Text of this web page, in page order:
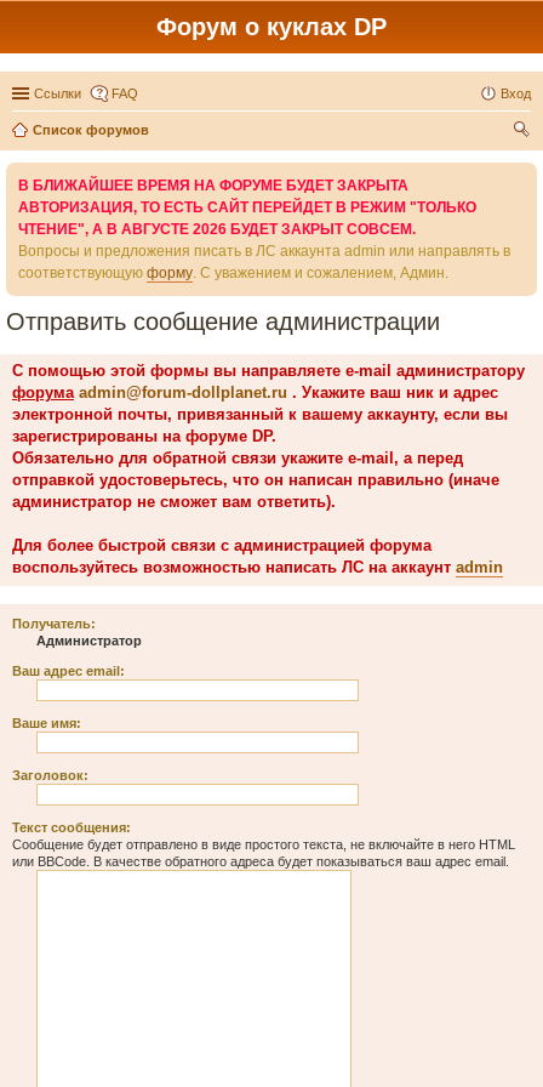
Форум о куклах DP
Ссылки FAQ Вход
Список форумов
В БЛИЖАЙШЕЕ ВРЕМЯ НА ФОРУМЕ БУДЕТ ЗАКРЫТА
АВТОРИЗАЦИЯ, ТО ЕСТЬ САЙТ ПЕРЕЙДЕТ В РЕЖИМ "ТОЛЬКО
ЧТЕНИЕ", А В АВГУСТЕ 2026 БУДЕТ ЗАКРЫТ СОВСЕМ.
Вопросы и предложения писать в ЛС аккаунта admin или направлять в
соответствующую форму. С уважением и сожалением, Админ.
Отправить сообщение администрации
С помощью этой формы вы направляете e-mail администратору
форума admin@forum-dollplanet.ru . Укажите ваш ник и адрес
электронной почты, привязанный к вашему аккаунту, если вы
зарегистрированы на форуме DP.
Обязательно для обратной связи укажите e-mail, а перед
отправкой удостоверьтесь, что он написан правильно (иначе
администратор не сможет вам ответить).
Для более быстрой связи с администрацией форума
воспользуйтесь возможностью написать ЛС на аккаунт admin
Получатель:
Администратор
Ваш адрес email:
Ваше имя:
Заголовок:
Текст сообщения:
Сообщение будет отправлено в виде простого текста, не включайте в него HTML
или BBCode. В качестве обратного адреса будет показываться ваш адрес email.